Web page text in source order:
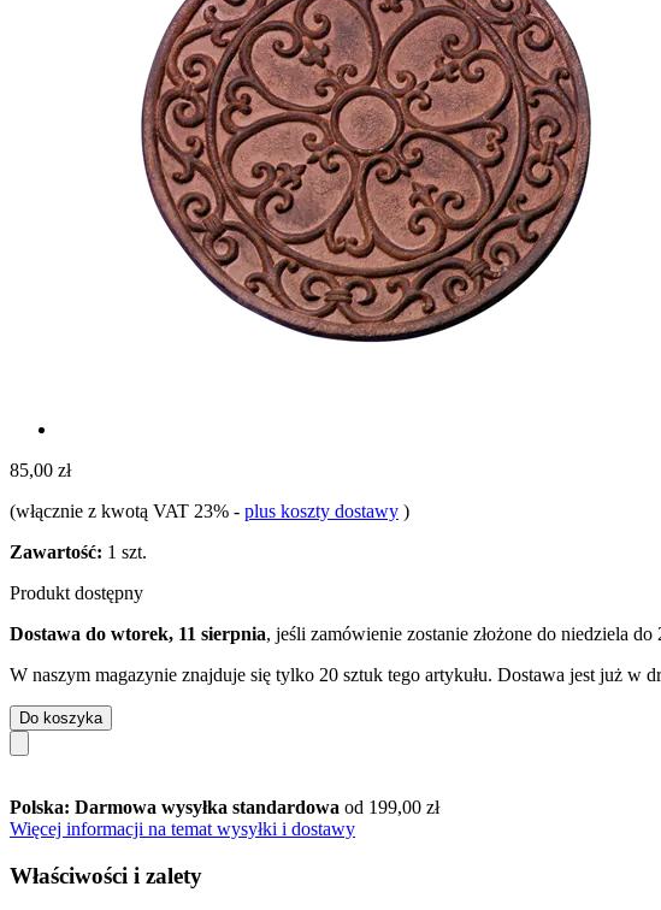
85,00 zł
(włącznie z kwotą VAT 23% - plus koszty dostawy )
Zawartość: 1 szt.
Produkt dostępny
Dostawa do wtorek, 11 sierpnia, jeśli zamówienie zostanie złożone do niedziela do
W naszym magazynie znajduje się tylko 20 sztuk tego artykułu. Dostawa jest już w
Do koszyka
Polska: Darmowa wysyłka standardowa od 199,00 zł
Więcej informacji na temat wysyłki i dostawy
Właściwości i zalety